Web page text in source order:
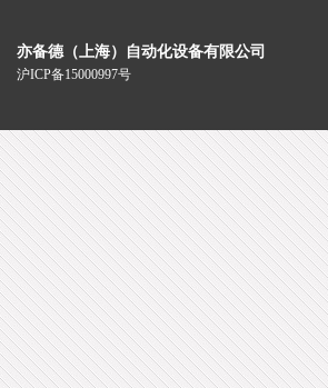
亦备德（上海）自动化设备有限公司
沪ICP备15000997号